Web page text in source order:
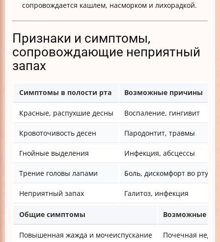
сопровождается кашлем, насморком и лихорадкой.
Признаки и симптомы,
сопровождающие неприятный
запах
Симптомы в полости рта Возможные причины
Красные, распухшие десны Воспаление, гингивит
Кровоточивость десен Пародонтит, травмы
Гнойные выделения Инфекция, абсцессы
Трение головы лапами Боль, дискомфорт во рту
Неприятный запах Галитоз, инфекция
Общие симптомы Возможные
Повышенная жажда и мочеиспускание Почечная